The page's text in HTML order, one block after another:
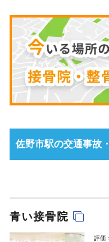
佐野市駅の交通事故
青い接骨院
評価